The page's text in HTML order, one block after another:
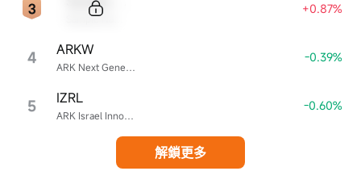
+0.87%
4 ARK Next Generation Internet ETF
ARKW -0.39%
5 ARK Israel Innovative Technology ETF
IZRL -0.60%
解鎖更多